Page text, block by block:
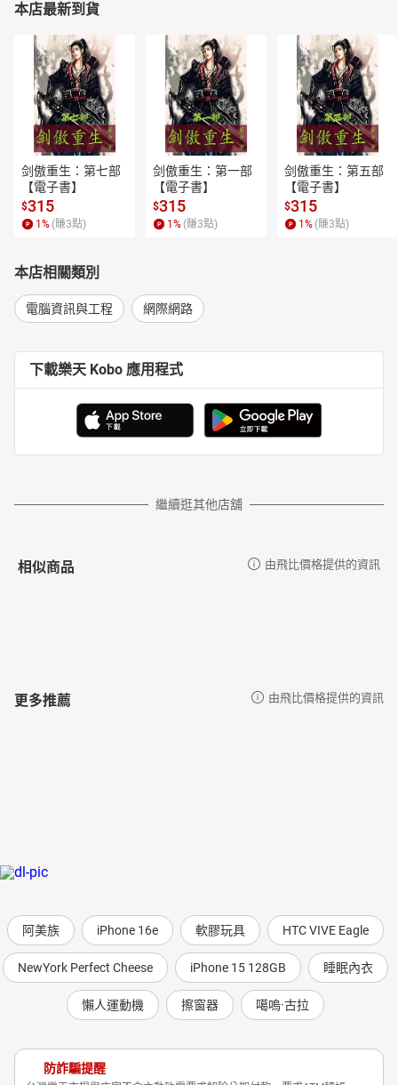
本店最新到貨
剑傲重生：第七部
【電子書】
$315
1 % (賺3點)
剑傲重生：第一部
【電子書】
$315
1 % (賺3點)
剑傲重生：第五部
【電子書】
$315
1 % (賺3點)
本店相關類別
電腦資訊與工程 網際網路
下載樂天 Kobo 應用程式
繼續逛其他店舖
相似商品 由飛比價格提供的資訊
更多推薦 由飛比價格提供的資訊
阿美族 iPhone 16e 軟膠玩具 HTC VIVE Eagle
NewYork Perfect Cheese iPhone 15 128GB 睡眠內衣
懶人運動機 擦窗器 噶嗚·古拉
防詐騙提醒